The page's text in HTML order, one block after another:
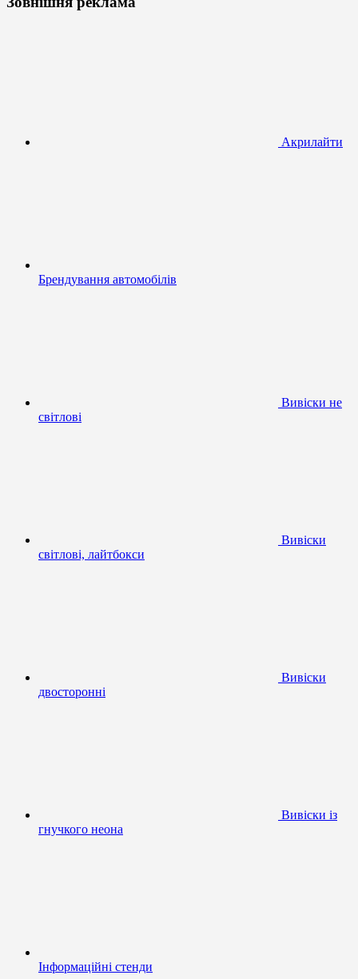
Акрилайти
Брендування автомобілів
Вивіски не
світлові
Вивіски
світлові, лайтбокси
Вивіски
двосторонні
Вивіски із
гнучкого неона
Інформаційні стенди